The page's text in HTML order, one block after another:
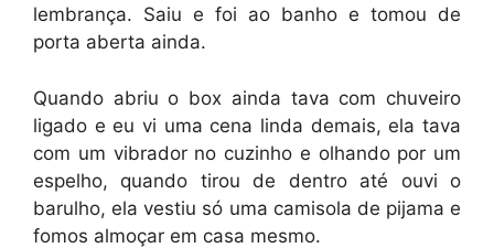
lembrança. Saiu e foi ao banho e tomou de
porta aberta ainda.
Quando abriu o box ainda tava com chuveiro
ligado e eu vi uma cena linda demais, ela tava
com um vibrador no cuzinho e olhando por um
espelho, quando tirou de dentro até ouvi o
barulho, ela vestiu só uma camisola de pijama e
fomos almoçar em casa mesmo.